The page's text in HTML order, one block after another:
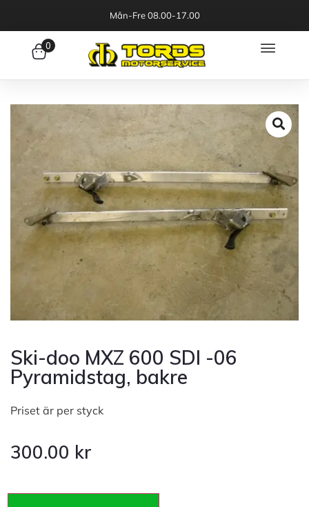
Mån-Fre 08.00-17.00
0
Ski-doo MXZ 600 SDI -06
Pyramidstag, bakre
Priset är per styck
300.00 kr